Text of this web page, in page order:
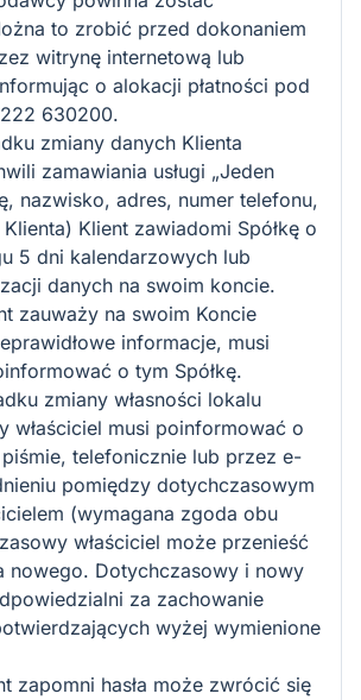
to zrobić przed dokonaniem
witrynę internetową lub
o alokacji płatności pod
630200.
zmiany danych Klienta
zamawiania usługi „Jeden
nazwisko, adres, numer telefonu,
Klient zawiadomi Spółkę o
5 dni kalendarzowych lub
danych na swoim koncie.
zauważy na swoim Koncie
informacje, musi
o tym Spółkę.
zmiany własności lokalu
właściciel musi poinformować o
piśmie, telefonicznie lub przez e-
pomiędzy dotychczasowym
(wymagana zgoda obu
właściciel może przenieść
nowego. Dotychczasowy i nowy
za zachowanie
wyżej wymienione
zapomni hasła może zwrócić się